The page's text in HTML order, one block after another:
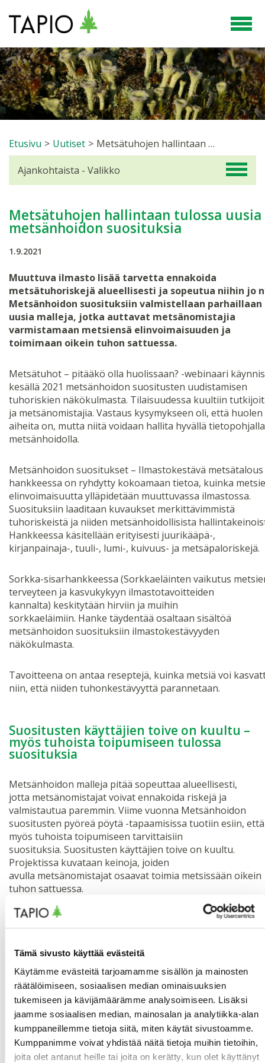
Tämä sivusto käyttää evästeitä
Käytämme evästeitä tarjoamamme sisällön ja mainosten
räätälöimiseen, sosiaalisen median ominaisuuksien
tukemiseen ja kävijämäärämme analysoimiseen. Lisäksi
jaamme sosiaalisen median, mainosalan ja analytiikka-alan
kumppaneillemme tietoja siitä, miten käytät sivustoamme.
Kumppanimme voivat yhdistää näitä tietoja muihin tietoihin,
joita olet antanut heille tai joita on kerätty, kun olet käyttänyt
Etusivu > Uutiset > Metsätuhojen hallintaan tulossa uusia metsänhoidon suosituksia
Metsätuhojen hallintaan tulossa uusia
metsänhoidon suosituksia
1.9.2021
Muuttuva ilmasto lisää tarvetta ennakoida
metsätuhoriskejä alueellisesti ja sopeutua niihin jo
Metsänhoidon suosituksiin valmistellaan parhaillaan
uusia malleja, jotka auttavat metsänomistajia
varmistamaan metsiensä elinvoimaisuuden ja
toimimaan oikein tuhon sattuessa.
Metsätuhot – pitääkö olla huolissaan? -webinaari
kesällä 2021 metsänhoidon suositusten uudistamisen
tuhoriskien näkökulmasta. Tilaisuudessa kuultiin
ja metsänomistajia. Vastaus kysymykseen oli, että huolen
aiheita on, mutta niitä voidaan hallita hyvällä
metsänhoidolla.
Metsänhoidon suositukset – Ilmastokestävä
hankkeessa on ryhdytty kokoamaan tietoa, kuinka
elinvoimaisuutta ylläpidetään muuttuvassa ilmastossa.
Suosituksiin laaditaan kuvaukset merkittävimmistä
tuhoriskeistä ja niiden metsänhoidollisista
Hankkeessa käsitellään erityisesti juurikääpä-,
kirjanpainaja-, tuuli-, lumi-, kuivuus- ja metsäpaloriskejä.
Sorkka-sisarhankkeessa (Sorkkaeläinten vaikutus
terveyteen ja kasvukykyyn ilmastotavoitteiden
kannalta) keskitytään hirviin ja muihin
sorkkaeläimiin. Hanke täydentää osaltaan sisältöä
metsänhoidon suosituksiin ilmastokestävyyden
näkökulmasta.
Tavoitteena on antaa reseptejä, kuinka metsiä voi
niin, että niiden tuhonkestävyyttä parannetaan.
Suositusten käyttäjien toive on kuultu –
myös tuhoista toipumiseen tulossa
suosituksia
Metsänhoidon malleja pitää sopeuttaa alueellisesti,
jotta metsänomistajat voivat ennakoida riskejä ja
valmistautua paremmin. Viime vuonna Metsänhoidon
suositusten pyöreä pöytä -tapaamisissa tuotiin esiin, että
myös tuhoista toipumiseen tarvittaisiin
suosituksia. Suositusten käyttäjien toive on kuultu.
Projektissa kuvataan keinoja, joiden
avulla metsänomistajat osaavat toimia metsissään oikein
tuhon sattuessa.
Metsäammattilaisille kootaan selkeitä suuntaviivoja
riskienhallintaan eri metsänkasvatusstrategioissa. Mitä
niissä tuhoriskejä? Suosituksissa
annetaan neuvoja päätöksentekoon niin metsätilan,
metsikön kuin yksittäisten toimenpiteiden tasolla.
Huomioon otetaan ajallinen tarkastelu lyhyestä
pitkään. Uudet suositukset julkaistaan 2022.
– Emme valitettavasti pysty ennustamaan myrskytuulien
liikkeitä, mutta annamme metsänomistajille laajennetun
Ajankohtaista - Valikko